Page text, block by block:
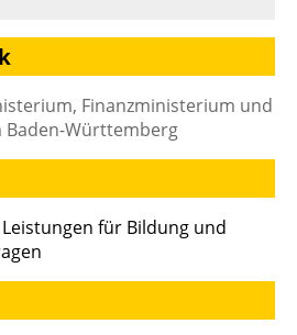
Finanzministerium und
Württemberg
für Bildung und